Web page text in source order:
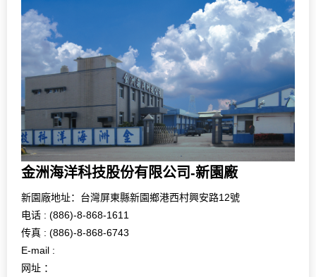
金洲海洋科技股份有限公司-新園廠
新園廠地址：台灣屏東縣新園鄉港西村興安路12號
电话 : (886)-8-868-1611
传真 : (886)-8-868-6743
E-mail :
网址 ：